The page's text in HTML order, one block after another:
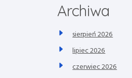
p
i
s
Archiwa
sierpień 2026
lipiec 2026
czerwiec 2026